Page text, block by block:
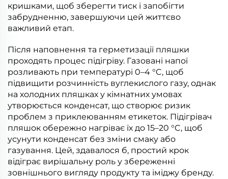
кришками, щоб зберегти тиск і запобігти
забрудненню, завершуючи цей життєво
важливий етап.
Після наповнення та герметизації пляшки
проходять процес підігріву. Газовані напої
розливають при температурі 0–4 °C, щоб
підвищити розчинність вуглекислого газу, однак
на холодних пляшках у кімнатних умовах
утворюється конденсат, що створює ризик
проблем з приклеюванням етикеток. Підігрівач
пляшок обережно нагріває їх до 15–20 °C, щоб
усунути конденсат без зміни смаку або
газування. Цей, здавалося б, простий крок
відіграє вирішальну роль у збереженні
зовнішнього вигляду продукту та іміджу бренду.